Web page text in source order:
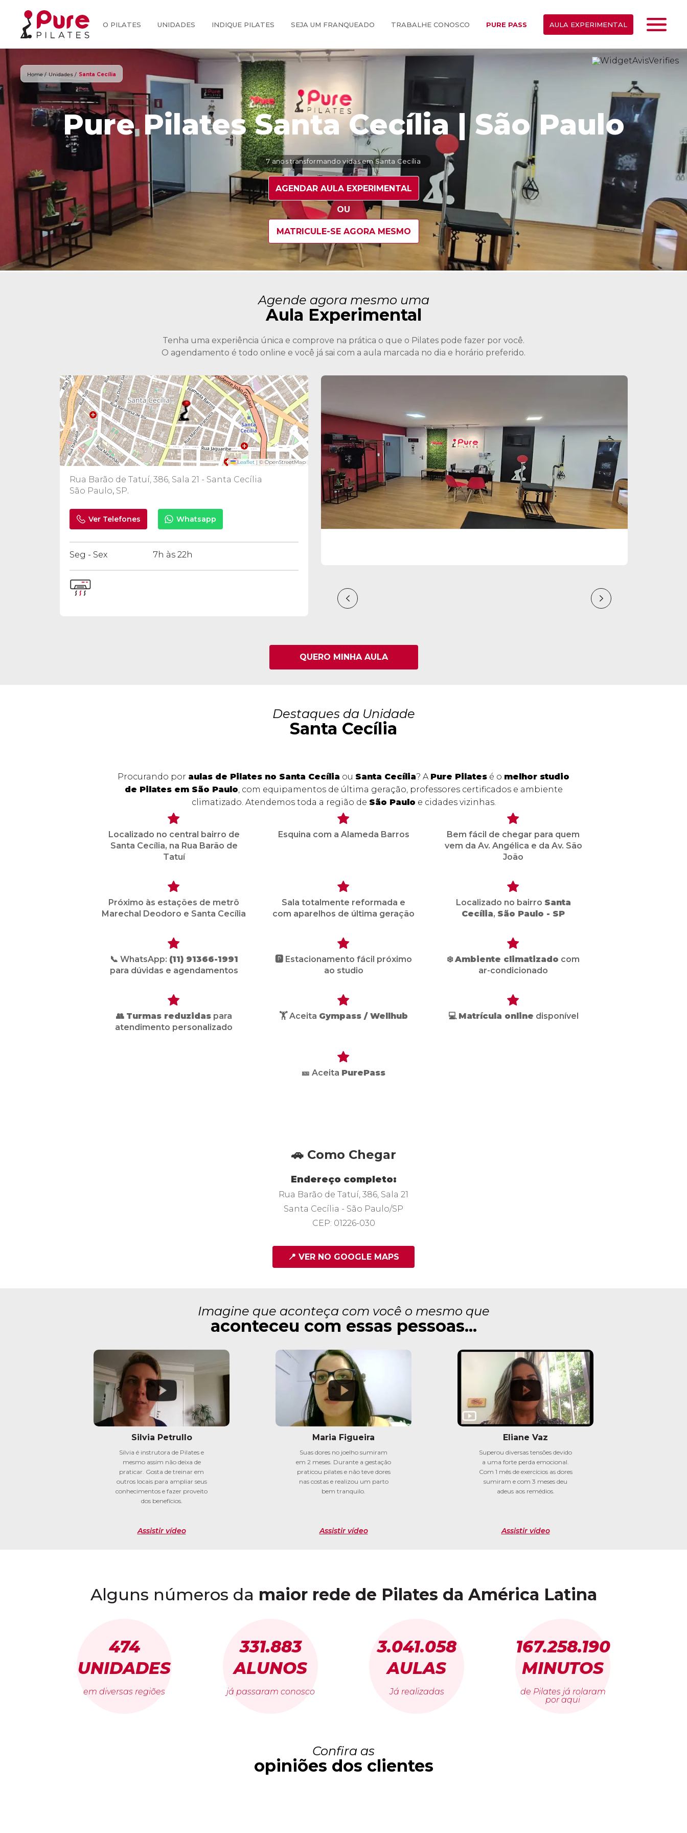
O PILATES UNIDADES INDIQUE PILATES SEJA UM FRANQUEADO TRABALHE CONOSCO PURE PASS AULA EXPERIMENTAL
Home / Unidades / Santa Cecília
Pure Pilates Santa Cecília | São Paulo
7 anos transformando vidas em Santa Cecília
AGENDAR AULA EXPERIMENTAL
OU
MATRICULE-SE AGORA MESMO
Agende agora mesmo uma
Aula Experimental
Tenha uma experiência única e comprove na prática o que o Pilates pode fazer por você.
O agendamento é todo online e você já sai com a aula marcada no dia e horário preferido.
Leaflet | © OpenStreetMap
Rua Barão de Tatuí, 386, Sala 21 - Santa Cecília
São Paulo, SP.
Ver Telefones Whatsapp
Seg - Sex 7h às 22h
QUERO MINHA AULA
Destaques da Unidade
Santa Cecília
Procurando por aulas de Pilates no Santa Cecília ou Santa Cecília? A Pure Pilates é o melhor studio
de Pilates em São Paulo, com equipamentos de última geração, professores certificados e ambiente
climatizado. Atendemos toda a região de São Paulo e cidades vizinhas.
Localizado no central bairro de
Santa Cecília, na Rua Barão de
Tatuí
Esquina com a Alameda Barros
Bem fácil de chegar para quem
vem da Av. Angélica e da Av. São
João
Próximo às estações de metrô
Marechal Deodoro e Santa Cecília
Sala totalmente reformada e
com aparelhos de última geração
Localizado no bairro Santa
Cecília, São Paulo - SP
📞 WhatsApp: (11) 91366-1991
para dúvidas e agendamentos
🅿️ Estacionamento fácil próximo
ao studio
❄️Ambiente climatizado com
ar-condicionado
👥 Turmas reduzidaspara
atendimento personalizado
🏋️ Aceita Gympass / Wellhub 💻 Matrícula online disponível
🎫 Aceita PurePass
🚗 Como Chegar
Endereço completo:
Rua Barão de Tatuí, 386, Sala 21
Santa Cecília - São Paulo/SP
CEP: 01226-030
📍 VER NO GOOGLE MAPS
Imagine que aconteça com você o mesmo que
aconteceu com essas pessoas...
Silvia Petrullo
Silvia é instrutora de Pilates e
mesmo assim não deixa de
praticar. Gosta de treinar em
outros locais para ampliar seus
conhecimentos e fazer proveito
dos benefícios.
Assistir vídeo
Maria Figueira
Suas dores no joelho sumiram
em 2 meses. Durante a gestação
praticou pilates e não teve dores
nas costas e realizou um parto
bem tranquilo.
Assistir vídeo
Eliane Vaz
Superou diversas tensões devido
a uma forte perda emocional.
Com 1 mês de exercícios as dores
sumiram e com 3 meses deu
adeus aos remédios.
Assistir vídeo
Alguns números da maior rede de Pilates da América Latina
474
UNIDADES
em diversas regiões
331.883
ALUNOS
já passaram conosco
3.041.058
AULAS
Já realizadas
167.258.190
MINUTOS
de Pilates já rolaram
por aqui
Confira as
opiniões dos clientes